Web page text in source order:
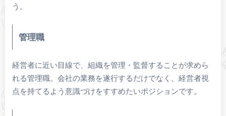
う。
管理職
経営者に近い目線で、組織を管理・監督することが求めら
れる管理職。会社の業務を遂行するだけでなく、経営者視
点を持てるよう意識づけをすすめたいポジションです。